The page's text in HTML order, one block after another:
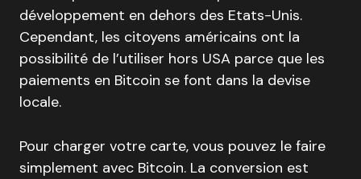
développement en dehors des Etats-Unis.
Cependant, les citoyens américains ont la
possibilité de l’utiliser hors USA parce que les
paiements en Bitcoin se font dans la devise
locale.
Pour charger votre carte, vous pouvez le faire
simplement avec Bitcoin. La conversion est